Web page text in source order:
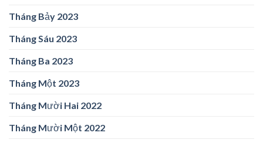
Tháng Bảy 2023
Tháng Sáu 2023
Tháng Ba 2023
Tháng Một 2023
Tháng Mười Hai 2022
Tháng Mười Một 2022